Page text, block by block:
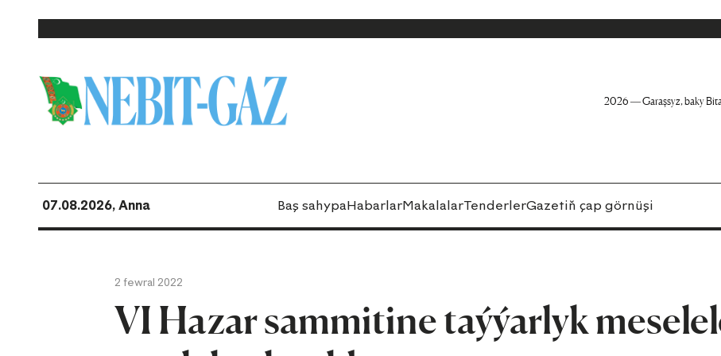
2026 — Garaşsyz, baky
07.08.2026, Anna Baş sahypaHabarlarMakalalarTenderlerGazetiň çap görnüşi
2 fewral 2022
VI Hazar sammitine taýýarlyk